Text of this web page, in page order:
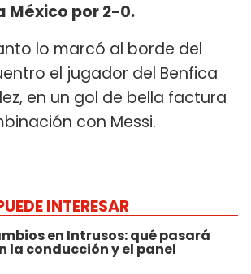
México por 2-0.
lo marcó al borde del
el jugador del Benfica
en un gol de bella factura
con Messi.
INTERESAR
en Intrusos: qué pasará
la conducción y el panel